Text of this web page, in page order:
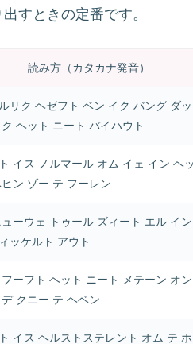
すときの定番です。
読み方（カタカナ発音）
リク ヘゼフト ベン イク バング ダッ
ク ヘット ニート バイハウト
イス ノルマール オム イェ イン ヘッ
ヒン ゾー テ フーレン
ーウェ トゥール ズィート エル イン
ッケルト アウト
ーフト ヘット ニート メテーン オン
クニー テ ヘベン
イス ヘルストステレント オム テ ホ